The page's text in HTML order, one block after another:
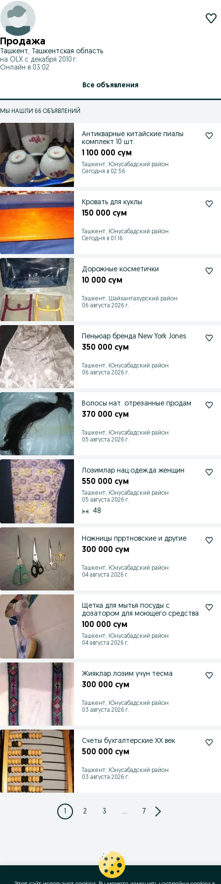
Продажа
Ташкент, Ташкентская область
на OLX с декабря 2010 г.
Онлайн в 03:02
Все объявления
МЫ НАШЛИ 66 ОБЪЯВЛЕНИЙ
Антикварные китайские пиалы
комплект 10 шт.
1 100 000 сум
Ташкент, Юнусабадский район
Сегодня в 02:56
Кровать для куклы
150 000 сум
Ташкент, Юнусабадский район
Сегодня в 01:16
Дорожные косметички
10 000 сум
Ташкент, Шайхантахурский район
06 августа 2026 г.
Пеньюар бренда New York Jones
350 000 сум
Ташкент, Юнусабадский район
06 августа 2026 г.
Волосы нат. отрезанные продам
370 000 сум
Ташкент, Юнусабадский район
05 августа 2026 г.
Лозимлар нац.одежда женщин
550 000 сум
Ташкент, Юнусабадский район
05 августа 2026 г.
48
Ножницы прртновские и другие
300 000 сум
Ташкент, Юнусабадский район
04 августа 2026 г.
Щетка для мытья посуды с
дозатором для моющего средства
100 000 сум
Ташкент, Юнусабадский район
04 августа 2026 г.
Жияклар лозим учун тесма
300 000 сум
Ташкент, Юнусабадский район
03 августа 2026 г.
Счеты бухгалтерские ХХ век
500 000 сум
Ташкент, Юнусабадский район
03 августа 2026 г.
1 2 3 ... 7